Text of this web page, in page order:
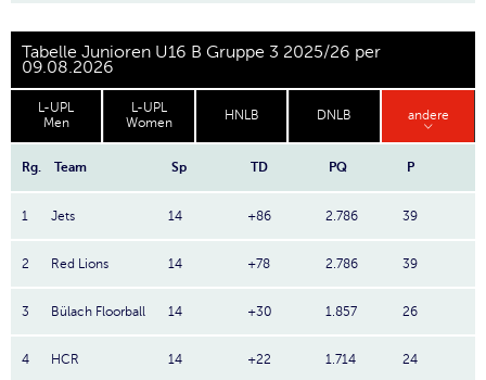
Tabelle Junioren U16 B Gruppe 3 2025/26 per
09.08.2026
L-UPL
Men
L-UPL
Women
HNLB DNLB andere
Rg. Team Sp TD PQ P
1 Jets 14 +86 2.786 39
2 Red Lions 14 +78 2.786 39
3 Bülach Floorball 14 +30 1.857 26
4 HCR 14 +22 1.714 24